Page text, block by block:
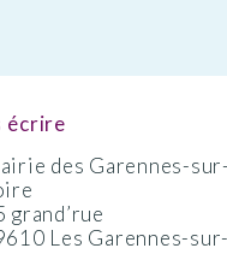
écrire
des Garennes-sur-
grand’rue
Les Garennes-sur-